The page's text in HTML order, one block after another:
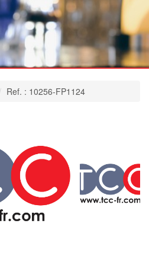
Ref. : 10256-FP1124